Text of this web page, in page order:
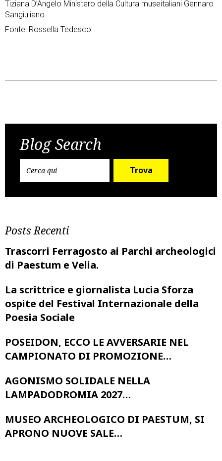
Tiziana D’Angelo Ministero della Cultura museitaliani Gennaro
Sangiuliano.
Fonte: Rossella Tedesco
navigation
Blog Search
Trova
Posts Recenti
Trascorri Ferragosto ai Parchi archeologici
di Paestum e Velia.
La scrittrice e giornalista Lucia Sforza
ospite del Festival Internazionale della
Poesia Sociale
POSEIDON, ECCO LE AVVERSARIE NEL
CAMPIONATO DI PROMOZIONE…
AGONISMO SOLIDALE NELLA
LAMPADODROMIA 2027…
MUSEO ARCHEOLOGICO DI PAESTUM, SI
APRONO NUOVE SALE…